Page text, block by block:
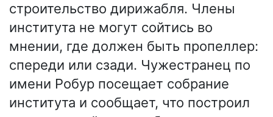
строительство дирижабля. Члены
института не могут сойтись во
мнении, где должен быть пропеллер:
спереди или сзади. Чужестранец по
имени Робур посещает собрание
института и сообщает, что построил